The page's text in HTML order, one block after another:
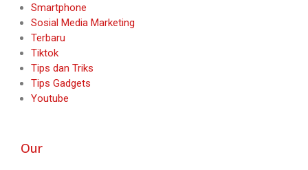
Smartphone
Sosial Media Marketing
Terbaru
Tiktok
Tips dan Triks
Tips Gadgets
Youtube
Our